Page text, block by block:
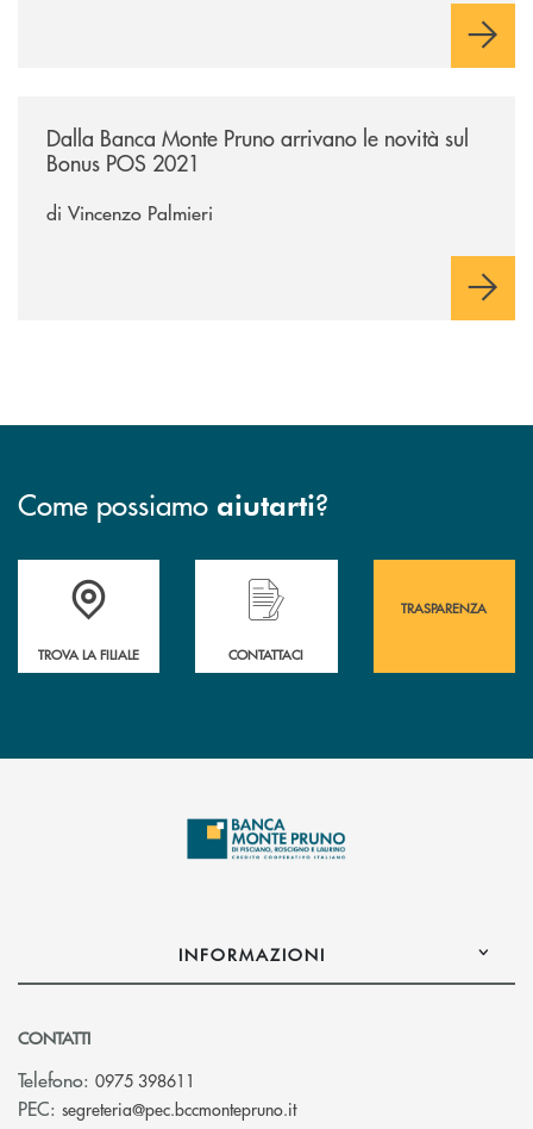
Dalla Banca Monte Pruno arrivano le novità sul
Bonus POS 2021
di Vincenzo Palmieri
Come possiamo aiutarti?
Accedi all' elenco completo&nbsp; delle&nbsp; filiali&nbsp; di Banca
TROVA LA FILIALE
Hai bisogno di assistenza immediata?
CONTATTACI
TRASPARENZA
INFORMAZIONI
CONTATTI
Telefono: 0975 398611
PEC: segreteria@pec.bccmontepruno.it(si apre l’app di posta